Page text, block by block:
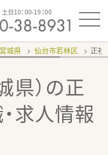
日10：00-19：00
宮城県 仙台市若林区 正
県）の正
求人情報